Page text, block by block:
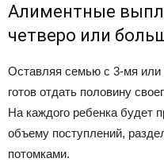
Алиментные
четверо или
Оставляя семью с 3-мя
готов отдать половину
На каждого ребенка будет
объему поступлений,
потомками.